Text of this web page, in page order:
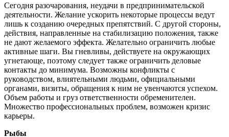
Сегодня разочарования, неудачи в предпринимательской
деятельности. Желание ускорить некоторые процессы ведут
лишь к созданию очередных препятствий. С другой стороны,
действия, направленные на стабилизацию положения, также
не дают желаемого эффекта. Желательно ограничить любые
активные шаги. Вы гневливы, действуете на окружающих
угнетающе, поэтому следует также ограничить деловые
контакты до минимума. Возможны конфликты с
руководством, влиятельными людьми, официальными
органами, визиты, обращения к ним не увенчаются успехом.
Объем работы и груз ответственности обременителен.
Множество профессиональных проблем, возможен кризис
карьеры.
Рыбы